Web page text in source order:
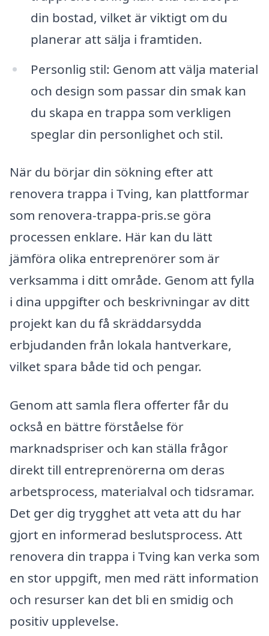
din bostad, vilket är viktigt om du
planerar att sälja i framtiden.
Personlig stil: Genom att välja material
och design som passar din smak kan
du skapa en trappa som verkligen
speglar din personlighet och stil.
När du börjar din sökning efter att
renovera trappa i Tving, kan plattformar
som renovera-trappa-pris.se göra
processen enklare. Här kan du lätt
jämföra olika entreprenörer som är
verksamma i ditt område. Genom att fylla
i dina uppgifter och beskrivningar av ditt
projekt kan du få skräddarsydda
erbjudanden från lokala hantverkare,
vilket spara både tid och pengar.
Genom att samla flera offerter får du
också en bättre förståelse för
marknadspriser och kan ställa frågor
direkt till entreprenörerna om deras
arbetsprocess, materialval och tidsramar.
Det ger dig trygghet att veta att du har
gjort en informerad beslutsprocess. Att
renovera din trappa i Tving kan verka som
en stor uppgift, men med rätt information
och resurser kan det bli en smidig och
positiv upplevelse.